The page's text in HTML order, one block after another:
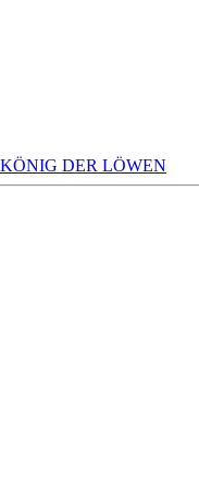
DER LÖWEN